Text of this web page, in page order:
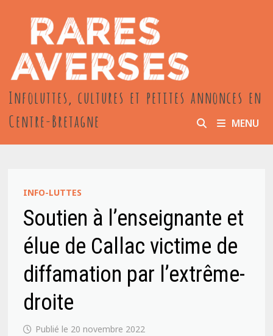
contenu
Infoluttes, cultures et petites annonces en
Centre-Bretagne
MENU
INFO-LUTTES
Soutien à l’enseignante et
élue de Callac victime de
diffamation par l’extrême-
droite
20 novembre 2022